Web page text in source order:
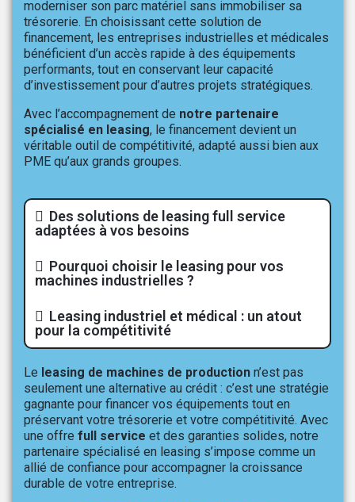
moderniser son parc matériel sans immobiliser sa
trésorerie. En choisissant cette solution de
financement, les entreprises industrielles et médicales
bénéficient d’un accès rapide à des équipements
performants, tout en conservant leur capacité
d’investissement pour d’autres projets stratégiques.
Avec l’accompagnement de notre partenaire
spécialisé en leasing, le financement devient un
véritable outil de compétitivité, adapté aussi bien aux
PME qu’aux grands groupes.
Des solutions de leasing full service
adaptées à vos besoins
Pourquoi choisir le leasing pour vos
machines industrielles ?
Leasing industriel et médical : un atout
pour la compétitivité
Le leasing de machines de production n’est pas
seulement une alternative au crédit : c’est une stratégie
gagnante pour financer vos équipements tout en
préservant votre trésorerie et votre compétitivité. Avec
une offre full service et des garanties solides, notre
partenaire spécialisé en leasing s’impose comme un
allié de confiance pour accompagner la croissance
durable de votre entreprise.